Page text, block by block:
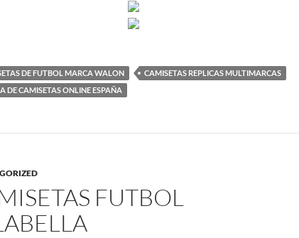
DE FUTBOL MARCA WALON
CAMISETAS REPLICAS MULTIMARCAS
DE CAMISETAS ONLINE ESPAÑA
FUTBOL